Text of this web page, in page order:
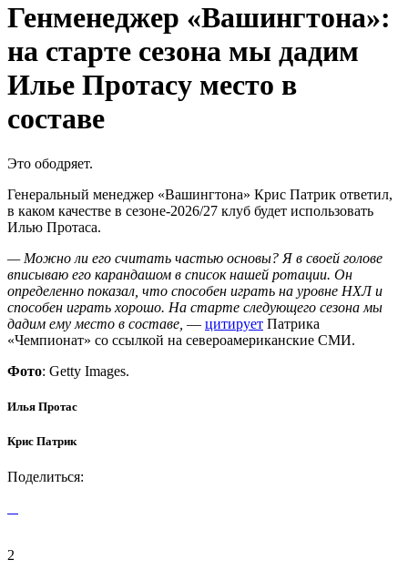
Генменеджер «Вашингтона»:
на старте сезона мы дадим
Илье Протасу место в
составе
Это ободряет.
Генеральный менеджер «Вашингтона» Крис Патрик ответил,
в каком качестве в сезоне-2026/27 клуб будет использовать
Илью Протаса.
— Можно ли его считать частью основы? Я в своей голове
вписываю его карандашом в список нашей ротации. Он
определенно показал, что способен играть на уровне НХЛ и
способен играть хорошо. На старте следующего сезона мы
дадим ему место в составе, — цитирует Патрика
«Чемпионат» со ссылкой на североамериканские СМИ.
Фото: Getty Images.
Илья Протас
Крис Патрик
Поделиться:
2